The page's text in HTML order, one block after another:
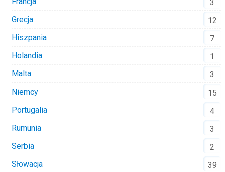
3
Grecja
12
Hiszpania
7
Holandia
1
Malta
3
Niemcy
15
Portugalia
4
Rumunia
3
Serbia
2
Słowacja
39